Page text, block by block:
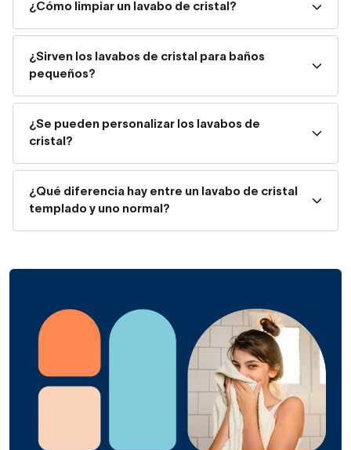
opción práctica y estética, especialmente en reformas
funcionalidad. Además, el cristal templado garantiza
seguridad frente a impactos y durabilidad frente al uso
diario.
Elegir el tipo de instalación es clave para aprovechar al
máximo el espacio y la estética del baño. Los principales
Tipo de
Ventaja
principal
Uso
Sobre
Encimera o
Protagonista del
Baños
¿Cómo limpiar un lavabo de cristal?
¿Sirven los lavabos de cristal para baños
pequeños?
¿Se pueden personalizar los lavabos de
cristal?
¿Qué diferencia hay entre un lavabo de cristal
templado y uno normal?